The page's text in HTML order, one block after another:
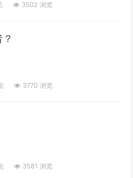
3502 浏览
3770 浏览
3581 浏览